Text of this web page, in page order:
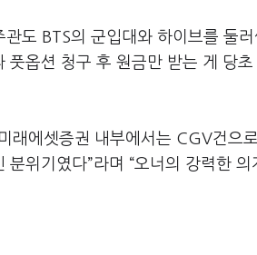
도 BTS의 군입대와 하이브를 둘
풋옵션 청구 후 원금만 받는 게 당
래에셋증권 내부에서는 CGV건으
위기였다”라며 “오너의 강력한